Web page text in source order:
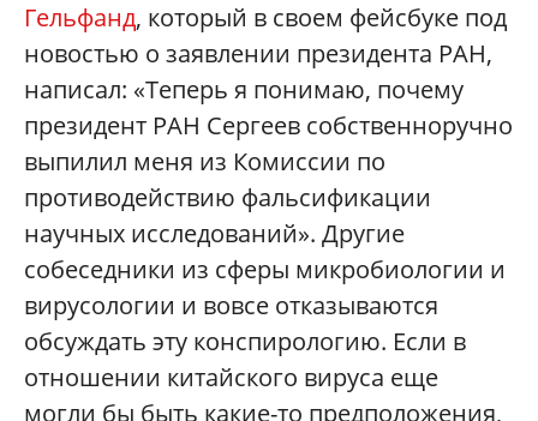
Гельфанд, который в своем фейсбуке под
новостью о заявлении президента РАН,
написал: «Теперь я понимаю, почему
президент РАН Сергеев собственноручно
выпилил меня из Комиссии по
противодействию фальсификации
научных исследований». Другие
собеседники из сферы микробиологии и
вирусологии и вовсе отказываются
обсуждать эту конспирологию. Если в
отношении китайского вируса еще
могли бы быть какие-то предположения,